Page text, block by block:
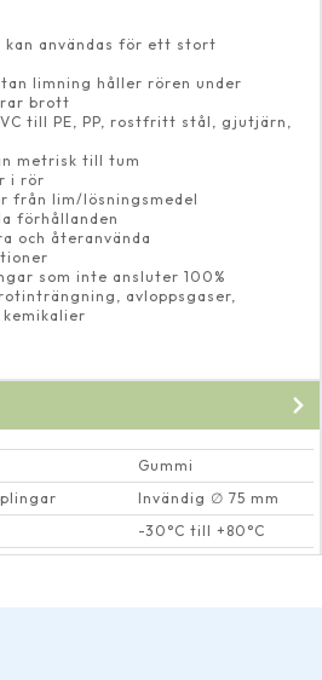
kan användas för ett stort
limning håller rören under
brott
till PE, PP, rostfritt stål, gjutjärn,
metrisk till tum
i rör
från lim/lösningsmedel
förhållanden
och återanvända
som inte ansluter 100%
avloppsgaser,
Gummi
Invändig ∅ 75 mm
-30°C till +80°C